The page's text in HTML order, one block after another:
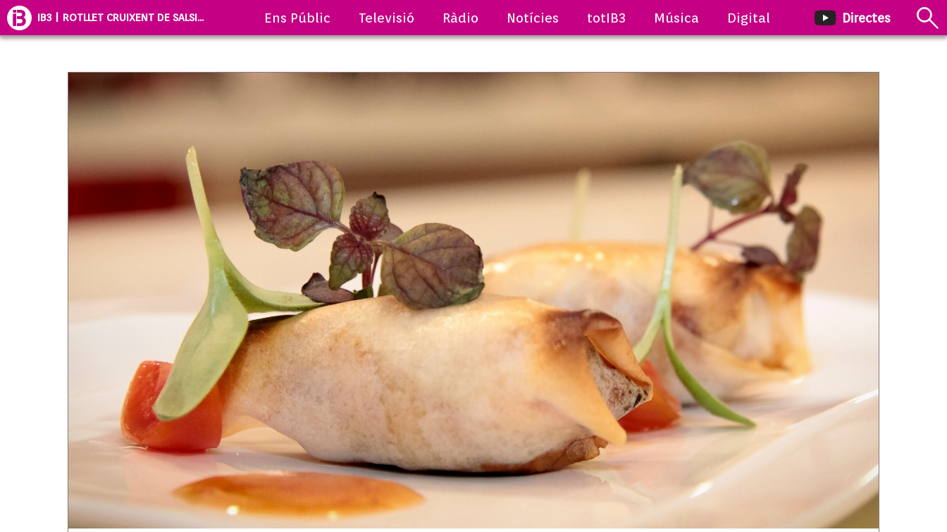
IB3 | ROTLLET CRUIXENT DE SALSI... Ens Públic Televisió Ràdio Notícies totIB3 Música Digital Directes